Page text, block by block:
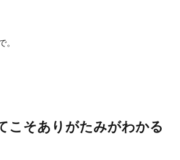
。
こそありがたみがわかる